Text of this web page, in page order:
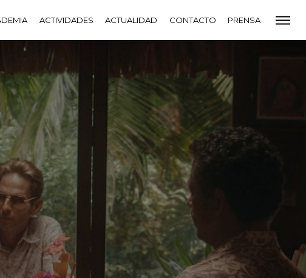
ACTIVIDADES ACTUALIDAD CONTACTO PRENSA
LA ACADEMIA PREMIOS GOYA FUNDACIÓN
CONTACTO
ÚNETE A LA ACADEMIA DE CINE